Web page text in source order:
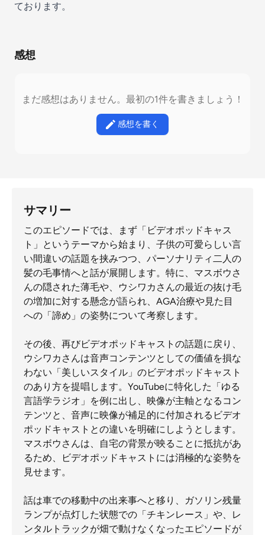
ております。
感想
まだ感想はありません。最初の1件を書きましょう！
感想を書く
サマリー
このエピソードでは、まず「ビデオポッドキャス
ト」というテーマから始まり、子供の可愛らしい言
い間違いの話題を挟みつつ、パーソナリティ二人の
髪の毛事情へと話が展開します。特に、マスボウさ
んの隠された薄毛や、ウシワカさんの最近の抜け毛
の増加に対する懸念が語られ、AGA治療や見た目
への「諦め」の姿勢について考察します。
その後、再びビデオポッドキャストの話題に戻り、
ウシワカさんは音声コンテンツとしての価値を損な
わない「美しいスタイル」のビデオポッドキャスト
のあり方を提唱します。YouTubeに特化した「ゆる
言語学ラジオ」を例に出し、映像が主軸となるコン
テンツと、音声に映像が補足的に付加されるビデオ
ポッドキャストとの違いを明確にしようとします。
マスボウさんは、自宅の背景が映ることに抵抗があ
るため、ビデオポッドキャストには消極的な姿勢を
見せます。
話は車での移動中の出来事へと移り、ガソリン残量
ランプが点灯した状態での「チキンレース」や、レ
ンタルトラックが畑で動けなくなったエピソードが